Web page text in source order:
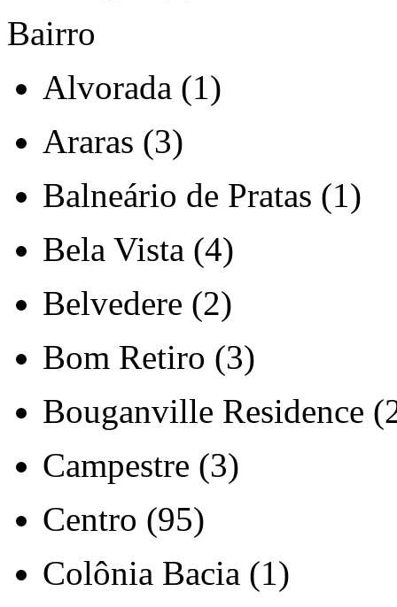
Bairro
Alvorada (1)
Araras (3)
Balneário de Pratas (1)
Bela Vista (4)
Belvedere (2)
Bom Retiro (3)
Bouganville Residence
Campestre (3)
Centro (95)
Colônia Bacia (1)